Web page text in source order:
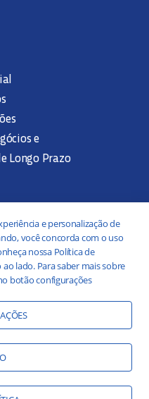
e
Longo Prazo
Social
e personalização de
você concorda com o uso
nossa Política de
lado. Para saber mais sobre
botão configurações